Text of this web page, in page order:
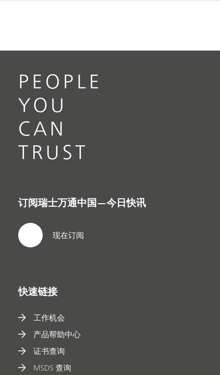
PEOPLE
YOU
CAN
TRUST
订阅瑞士万通中国—今日快讯
现在订阅
快速链接
工作机会
产品帮助中心
证书查询
MSDS 查询